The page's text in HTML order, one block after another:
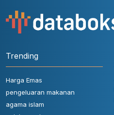
Trending
Harga Emas
pengeluaran makanan
agama islam